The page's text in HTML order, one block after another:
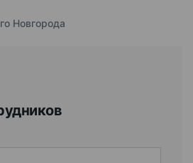
Новгорода